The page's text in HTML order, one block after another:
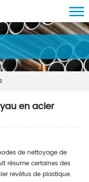
en acier
de nettoyage de
résume certaines des
revêtus de plastique.